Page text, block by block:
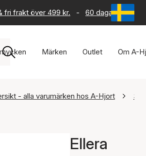
fri frakt över 499 kr. - 60 dagars
Märken Outlet Om A-
- alla varumärken hos A-Hjort Sif
Ellera